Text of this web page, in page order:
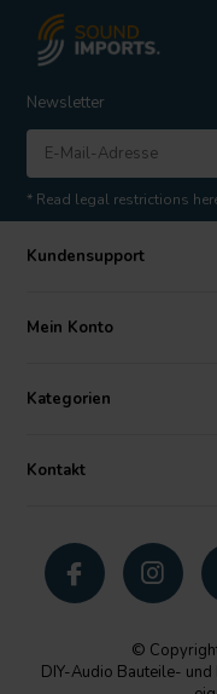
Newsletter
* Read legal restrictions
Kundensupport
Mein Konto
Kategorien
Kontakt
©
DIY-Audio Bauteile-